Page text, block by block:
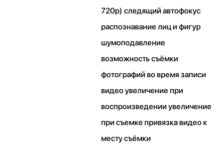
720p) следящий автофокус
распознавание лиц и фигур
шумоподавление
возможность съёмки
фотографий во время записи
видео увеличение при
воспроизведении увеличение
при съемке привязка видео к
месту съёмки